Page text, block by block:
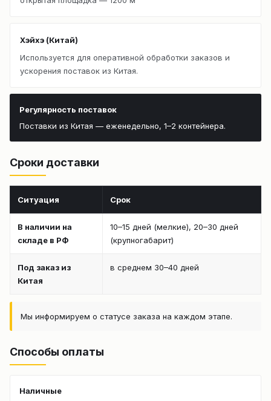
Хэйхэ (Китай)
Используется для оперативной обработки заказов и
ускорения поставок из Китая.
Регулярность поставок
Поставки из Китая — еженедельно, 1–2 контейнера.
Сроки доставки
Ситуация Срок
В наличии на
складе в РФ
10–15 дней (мелкие), 20–30 дней
(крупногабарит)
Под заказ из
Китая
в среднем 30–40 дней
Мы информируем о статусе заказа на каждом этапе.
Способы оплаты
Наличные